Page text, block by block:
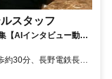
スタッフ
【AIインタビュー動画
約30分、長野電鉄長野
須坂西口徒歩約50分